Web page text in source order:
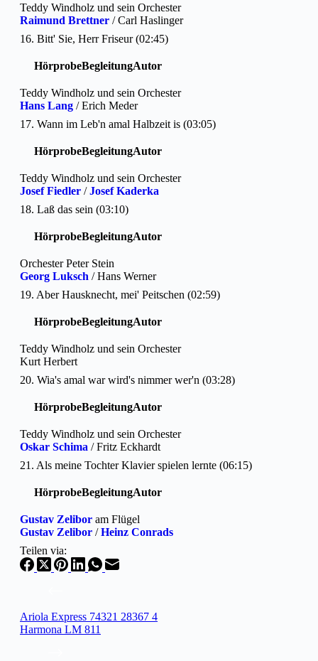
Teddy Windholz und sein Orchester
Raimund Brettner / Carl Haslinger
16. Bitt' Sie, Herr Friseur (02:45)
HörprobeBegleitungAutor
Teddy Windholz und sein Orchester
Hans Lang / Erich Meder
17. Wann im Leb'n amal Halbzeit is (03:05)
HörprobeBegleitungAutor
Teddy Windholz und sein Orchester
Josef Fiedler /Josef Kaderka
18. Laß das sein (03:10)
HörprobeBegleitungAutor
Orchester Peter Stein
Georg Luksch / Hans Werner
19. Aber Hausknecht, mei' Peitschen (02:59)
HörprobeBegleitungAutor
Teddy Windholz und sein Orchester
Kurt Herbert
20. Wia's amal war wird's nimmer wer'n (03:28)
HörprobeBegleitungAutor
Teddy Windholz und sein Orchester
Oskar Schima / Fritz Eckhardt
21. Als meine Tochter Klavier spielen lernte (06:15)
HörprobeBegleitungAutor
Gustav Zelibor am Flügel
Gustav Zelibor /Heinz Conrads
Teilen via:
Ariola Express 74321 28367 4
Harmona LM 811